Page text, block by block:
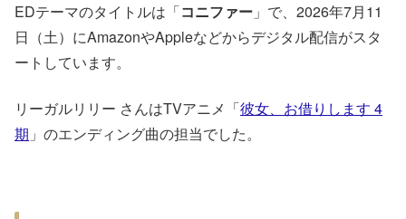
EDテーマのタイトルは「コニファー 」で、2026年7月11
日（土）にAmazonやAppleなどからデジタル配信がスタ
ートしています。
リーガルリリー さんはTVアニメ「彼女、お借りします 4
期 」のエンディング曲の担当でした。